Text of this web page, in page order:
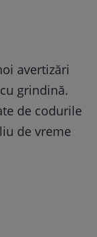
avertizări
grindină.
de codurile
de vreme